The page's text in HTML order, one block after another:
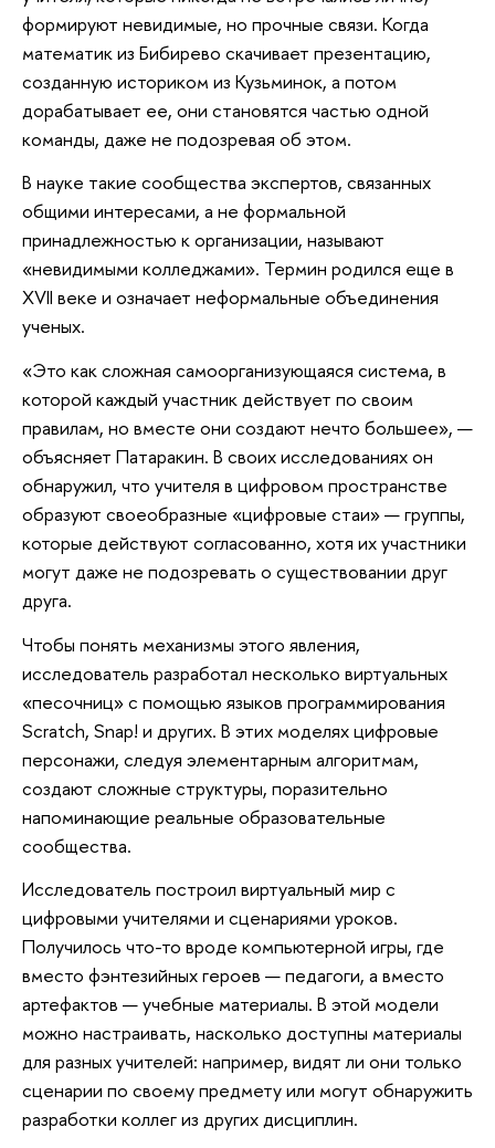
формируют невидимые, но прочные связи. Когда
математик из Бибирево скачивает презентацию,
созданную историком из Кузьминок, а потом
дорабатывает ее, они становятся частью одной
команды, даже не подозревая об этом.
В науке такие сообщества экспертов, связанных
общими интересами, а не формальной
принадлежностью к организации, называют
«невидимыми колледжами». Термин родился еще в
XVII веке и означает неформальные объединения
ученых.
«Это как сложная самоорганизующаяся система, в
которой каждый участник действует по своим
правилам, но вместе они создают нечто большее», —
объясняет Патаракин. В своих исследованиях он
обнаружил, что учителя в цифровом пространстве
образуют своеобразные «цифровые стаи» — группы,
которые действуют согласованно, хотя их участники
могут даже не подозревать о существовании друг
друга.
Чтобы понять механизмы этого явления,
исследователь разработал несколько виртуальных
«песочниц» с помощью языков программирования
Scratch, Snap! и других. В этих моделях цифровые
персонажи, следуя элементарным алгоритмам,
создают сложные структуры, поразительно
напоминающие реальные образовательные
сообщества.
Исследователь построил виртуальный мир с
цифровыми учителями и сценариями уроков.
Получилось что-то вроде компьютерной игры, где
вместо фэнтезийных героев — педагоги, а вместо
артефактов — учебные материалы. В этой модели
можно настраивать, насколько доступны материалы
для разных учителей: например, видят ли они только
сценарии по своему предмету или могут обнаружить
разработки коллег из других дисциплин.